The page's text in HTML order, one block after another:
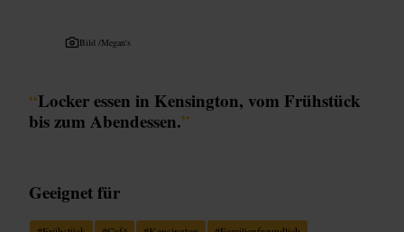
Bild /Megan's
“Locker essen in Kensington, vom Frühstück
bis zum Abendessen.”
Geeignet für